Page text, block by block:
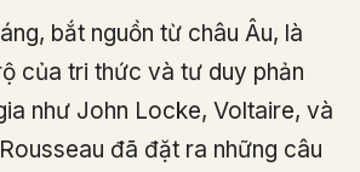
bắt nguồn từ châu Âu, là
của tri thức và tư duy phản
như John Locke, Voltaire, và
đã đặt ra những câu